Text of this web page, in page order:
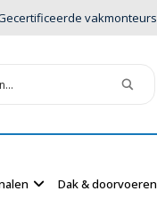
vakmonteurs
Dak & doorvoeren